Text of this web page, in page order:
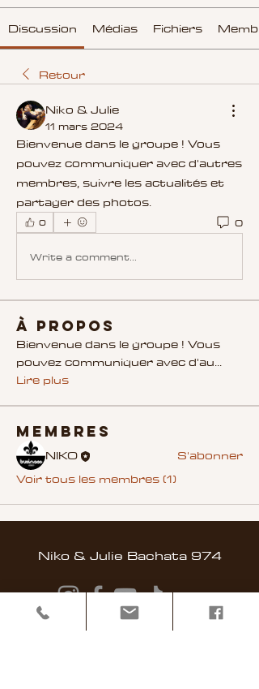
Discussion Médias Fichiers
Retour
Niko & Julie
11 mars 2024
Bienvenue dans le groupe ! Vous
pouvez communiquer avec d'autres
membres, suivre les actualités et
partager des photos.
0
0
Write a comment...
À propos
Bienvenue dans le groupe ! Vous
pouvez communiquer avec d'au...
Lire plus
membres
NIKO
S'abonner
Voir tous les membres (1)
Niko & Julie Bachata 974